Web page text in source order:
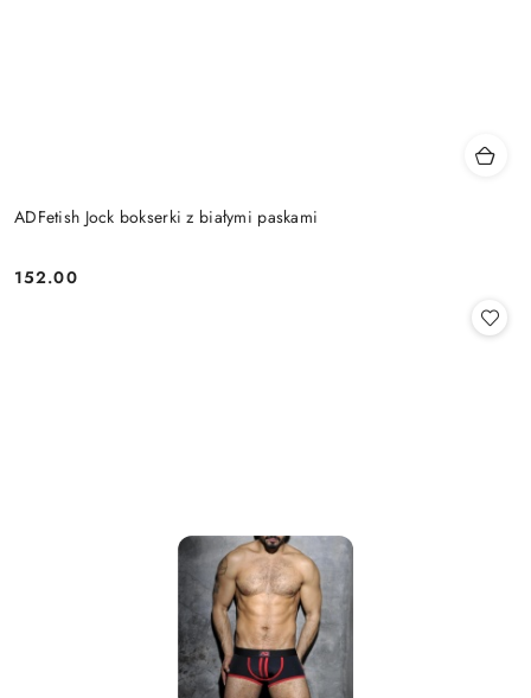
ADFetish Jock bokserki z białymi paskami
Cena:
152.00